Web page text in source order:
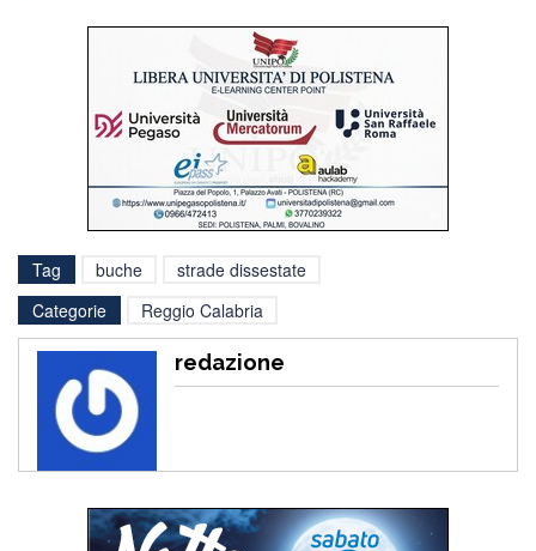
Tag buche
strade dissestate
Categorie
Reggio Calabria
redazione